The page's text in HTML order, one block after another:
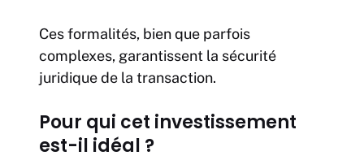
Ces formalités, bien que parfois
complexes, garantissent la sécurité
juridique de la transaction.
Pour qui cet investissement
est-il idéal ?